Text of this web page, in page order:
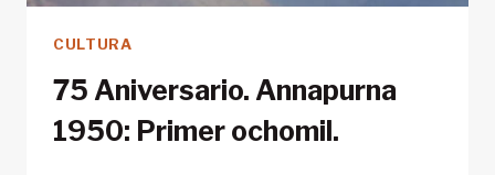
CULTURA
75 Aniversario. Annapurna
1950: Primer ochomil.